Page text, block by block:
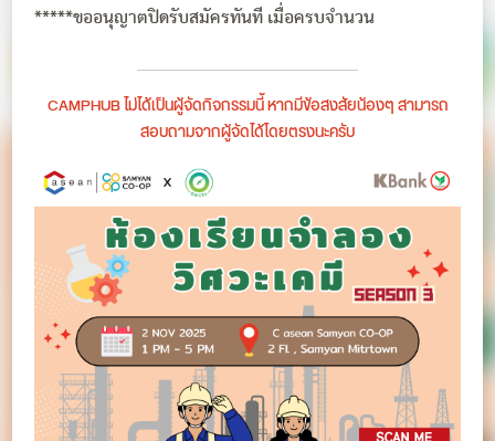
*****ขออนุญาตปิดรับสมัครทันที เมื่อครบจำนวน
CAMPHUB ไม่ได้เป็นผู้จัดกิจกรรมนี้ หากมีข้อสงสัยน้องๆ สามารถ
สอบถามจากผู้จัดได้โดยตรงนะครับ